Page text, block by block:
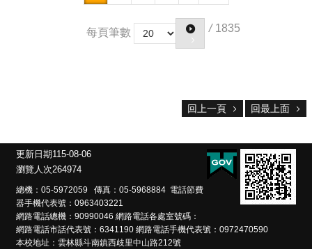
每頁筆數 / 1835
回上一頁 回最上面
更新日期115-08-06
瀏覽人次264974
總機：05-5972059 傳真：05-5968884 電話節費
器手機代表號：0963403221
網路電話總機：90990046 網路電話各處室號碼：
網路電話市話代表號：6341190 網路電話手機代表號：0972470590
本校地址：雲林縣斗南鎮西歧里中山路212號